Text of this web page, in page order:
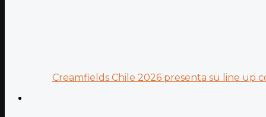
Creamfields Chile 2026 presenta su line up